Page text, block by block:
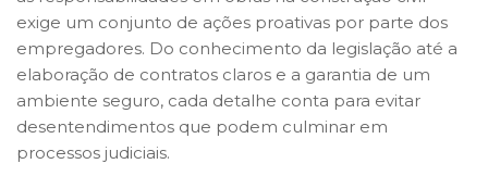
exige um conjunto de ações proativas por parte dos
empregadores. Do conhecimento da legislação até a
elaboração de contratos claros e a garantia de um
ambiente seguro, cada detalhe conta para evitar
desentendimentos que podem culminar em
processos judiciais.